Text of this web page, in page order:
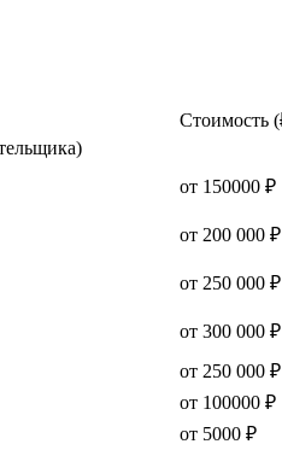
Стоимость
от 150000 ₽
от 200 000 ₽
от 250 000 ₽
от 300 000 ₽
от 250 000 ₽
от 100000 ₽
от 5000 ₽